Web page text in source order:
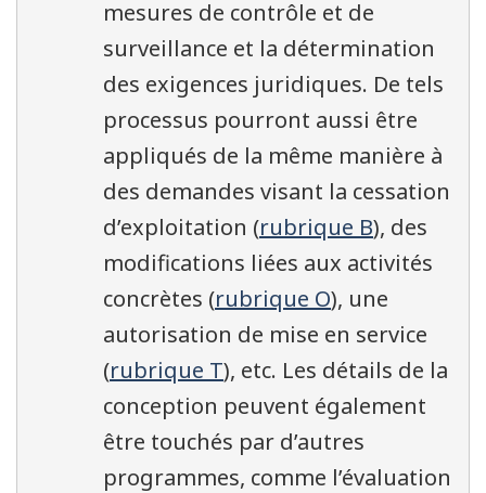
mesures de contrôle et de
surveillance et la détermination
des exigences juridiques. De tels
processus pourront aussi être
appliqués de la même manière à
des demandes visant la cessation
d’exploitation (rubrique B), des
modifications liées aux activités
concrètes (rubrique O), une
autorisation de mise en service
(rubrique T), etc. Les détails de la
conception peuvent également
être touchés par d’autres
programmes, comme l’évaluation